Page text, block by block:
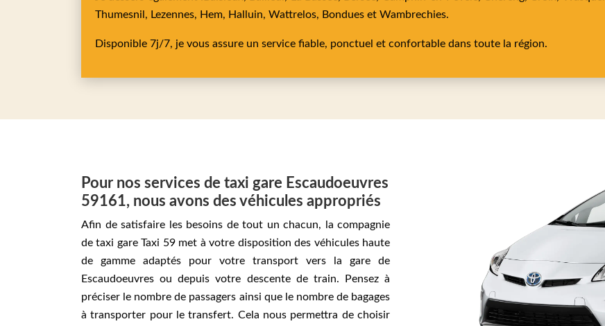
Thumesnil, Lezennes, Hem, Halluin, Wattrelos, Bondues et Wambrechies.
Disponible 7j/7, je vous assure un service fiable, ponctuel et confortable dans toute la région.
Pour nos services de taxi gare Escaudoeuvres
59161, nous avons des véhicules appropriés
Afin de satisfaire les besoins de tout un chacun, la compagnie
de taxi gare Taxi 59 met à votre disposition des véhicules haute
de gamme adaptés pour votre transport vers la gare de
Escaudoeuvres ou depuis votre descente de train. Pensez à
préciser le nombre de passagers ainsi que le nombre de bagages
à transporter pour le transfert. Cela nous permettra de choisir